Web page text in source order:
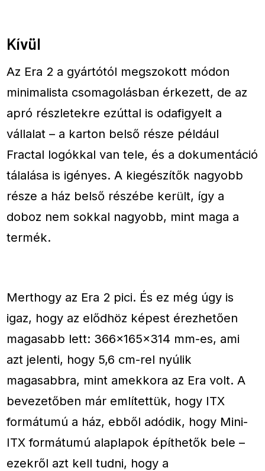
Kívül
Az Era 2 a gyártótól megszokott módon
minimalista csomagolásban érkezett, de az
apró részletekre ezúttal is odafigyelt a
vállalat – a karton belső része például
Fractal logókkal van tele, és a dokumentáció
tálalása is igényes. A kiegészítők nagyobb
része a ház belső részébe került, így a
doboz nem sokkal nagyobb, mint maga a
termék.
Merthogy az Era 2 pici. És ez még úgy is
igaz, hogy az elődhöz képest érezhetően
magasabb lett: 366×165×314 mm-es, ami
azt jelenti, hogy 5,6 cm-rel nyúlik
magasabbra, mint amekkora az Era volt. A
bevezetőben már említettük, hogy ITX
formátumú a ház, ebből adódik, hogy Mini-
ITX formátumú alaplapok építhetők bele –
ezekről azt kell tudni, hogy a